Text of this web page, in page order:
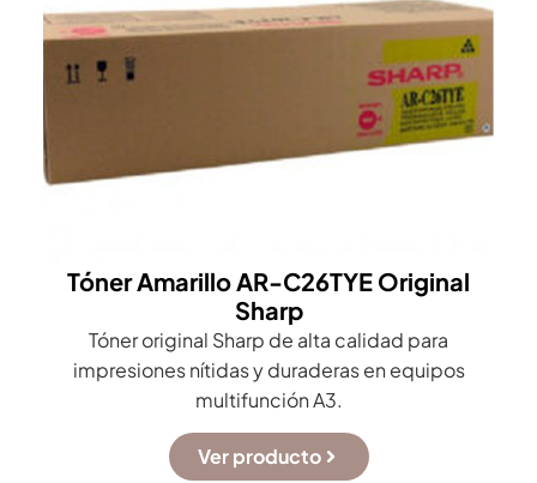
Tóner Amarillo AR-C26TYE Original
Sharp
Tóner original Sharp de alta calidad para
impresiones nítidas y duraderas en equipos
multifunción A3.
Ver producto